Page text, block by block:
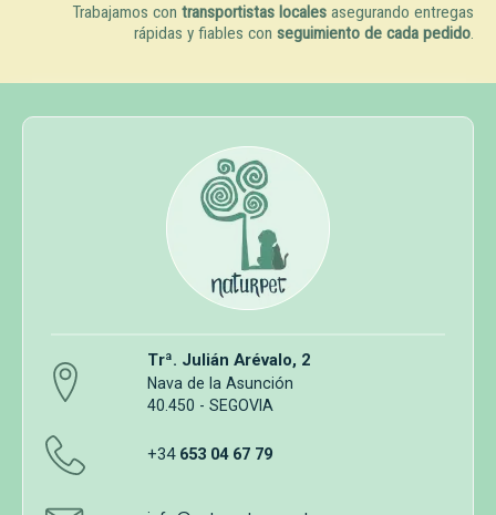
Trabajamos con transportistas locales asegurando entregas
rápidas y fiables con seguimiento de cada pedido.
Trª. Julián Arévalo, 2
Nava de la Asunción
40.450 - SEGOVIA
+34 653 04 67 79